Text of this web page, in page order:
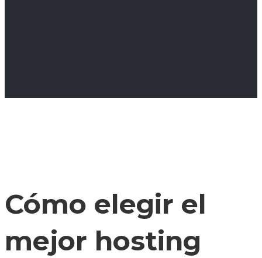
Cómo elegir el
mejor hosting